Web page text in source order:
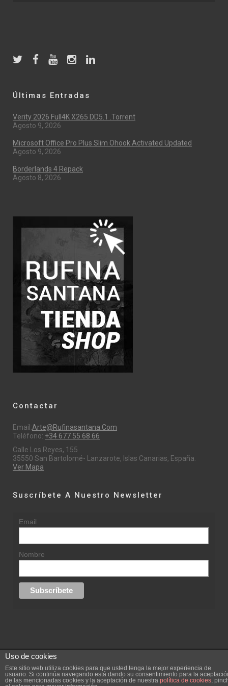
Últimas Entradas
Verity 2026 Full4K X265 DD5.1 .torrent
Agosto 9, 2026
Microsoft Office Pro Plus Slim Ohook Activated Updated
Agosto 9, 2026
Borderlands 4 Repack
Agosto 8, 2026
Contactar
Email:Arte@rufinasantana.com
Teléfono: +34 677 55 68 66
Calle Los Reyes, 155
35550 San Bartolomé- Lanzarote, Islas Canarias, España.
Ver Mapa
Suscríbete A Nuestro Newsletter
Email
Nombre
replica rolex datejust replica rolex day date
Uso de cookies
Este sitio web utiliza cookies para que usted tenga la mejor experiencia de
usuario. Si continúa navegando está dando su consentimiento para la
de las mencionadas cookies y la aceptación de nuestra política de cookies,